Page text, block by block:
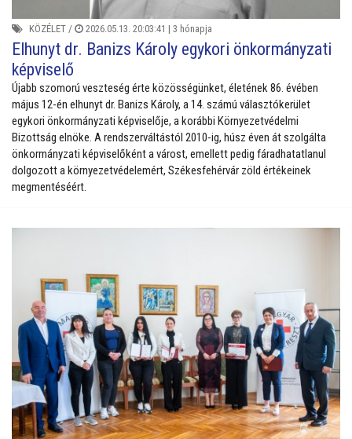
KÖZÉLET / 2026.05.13. 20:03:41 | 3 hónapja
Elhunyt dr. Banizs Károly egykori önkormányzati
képviselő
Újabb szomorú veszteség érte közösségünket, életének 86. évében
május 12-én elhunyt dr. Banizs Károly, a 14. számú választókerület
egykori önkormányzati képviselője, a korábbi Környezetvédelmi
Bizottság elnöke. A rendszerváltástól 2010-ig, húsz éven át szolgálta
önkormányzati képviselőként a várost, emellett pedig fáradhatatlanul
dolgozott a környezetvédelemért, Székesfehérvár zöld értékeinek
megmentéséért.